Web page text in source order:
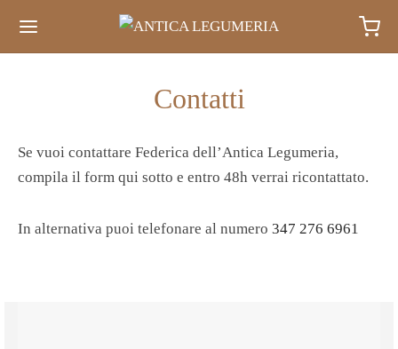
Contatti
Se vuoi contattare Federica dell’Antica Legumeria,
compila il form qui sotto e entro 48h verrai ricontattato.
In alternativa puoi telefonare al numero 347 276 6961